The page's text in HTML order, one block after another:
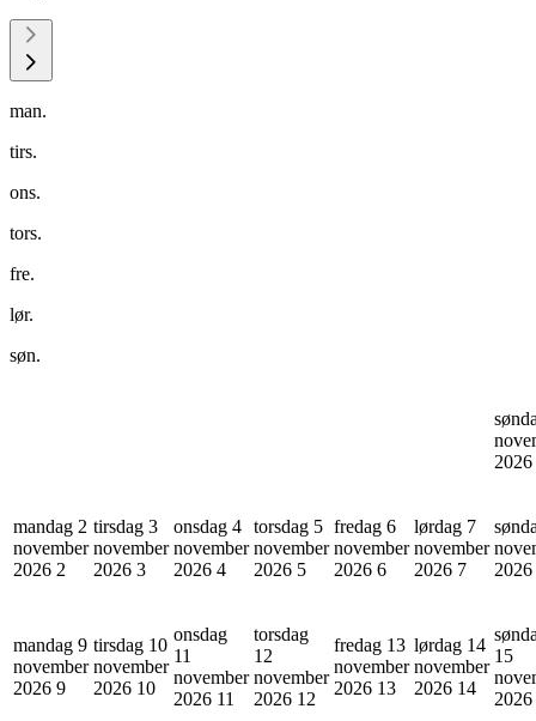
man.
tirs.
ons.
tors.
fre.
lør.
søn.
2026
mandag 2
november
2026 2
tirsdag 3
november
2026 3
onsdag 4
november
2026 4
torsdag 5
november
2026 5
fredag 6
november
2026 6
lørdag 7
november
2026 7
2026
mandag 9
november
2026 9
tirsdag 10
november
2026 10
onsdag
11
november
2026 11
torsdag
12
november
2026 12
fredag 13
november
2026 13
lørdag 14
november
2026 14
15
2026